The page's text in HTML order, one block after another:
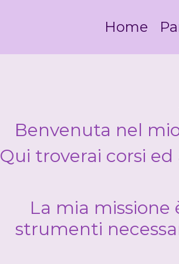
Home
Benvenuta nel
Qui troverai corsi
La mia missione
strumenti